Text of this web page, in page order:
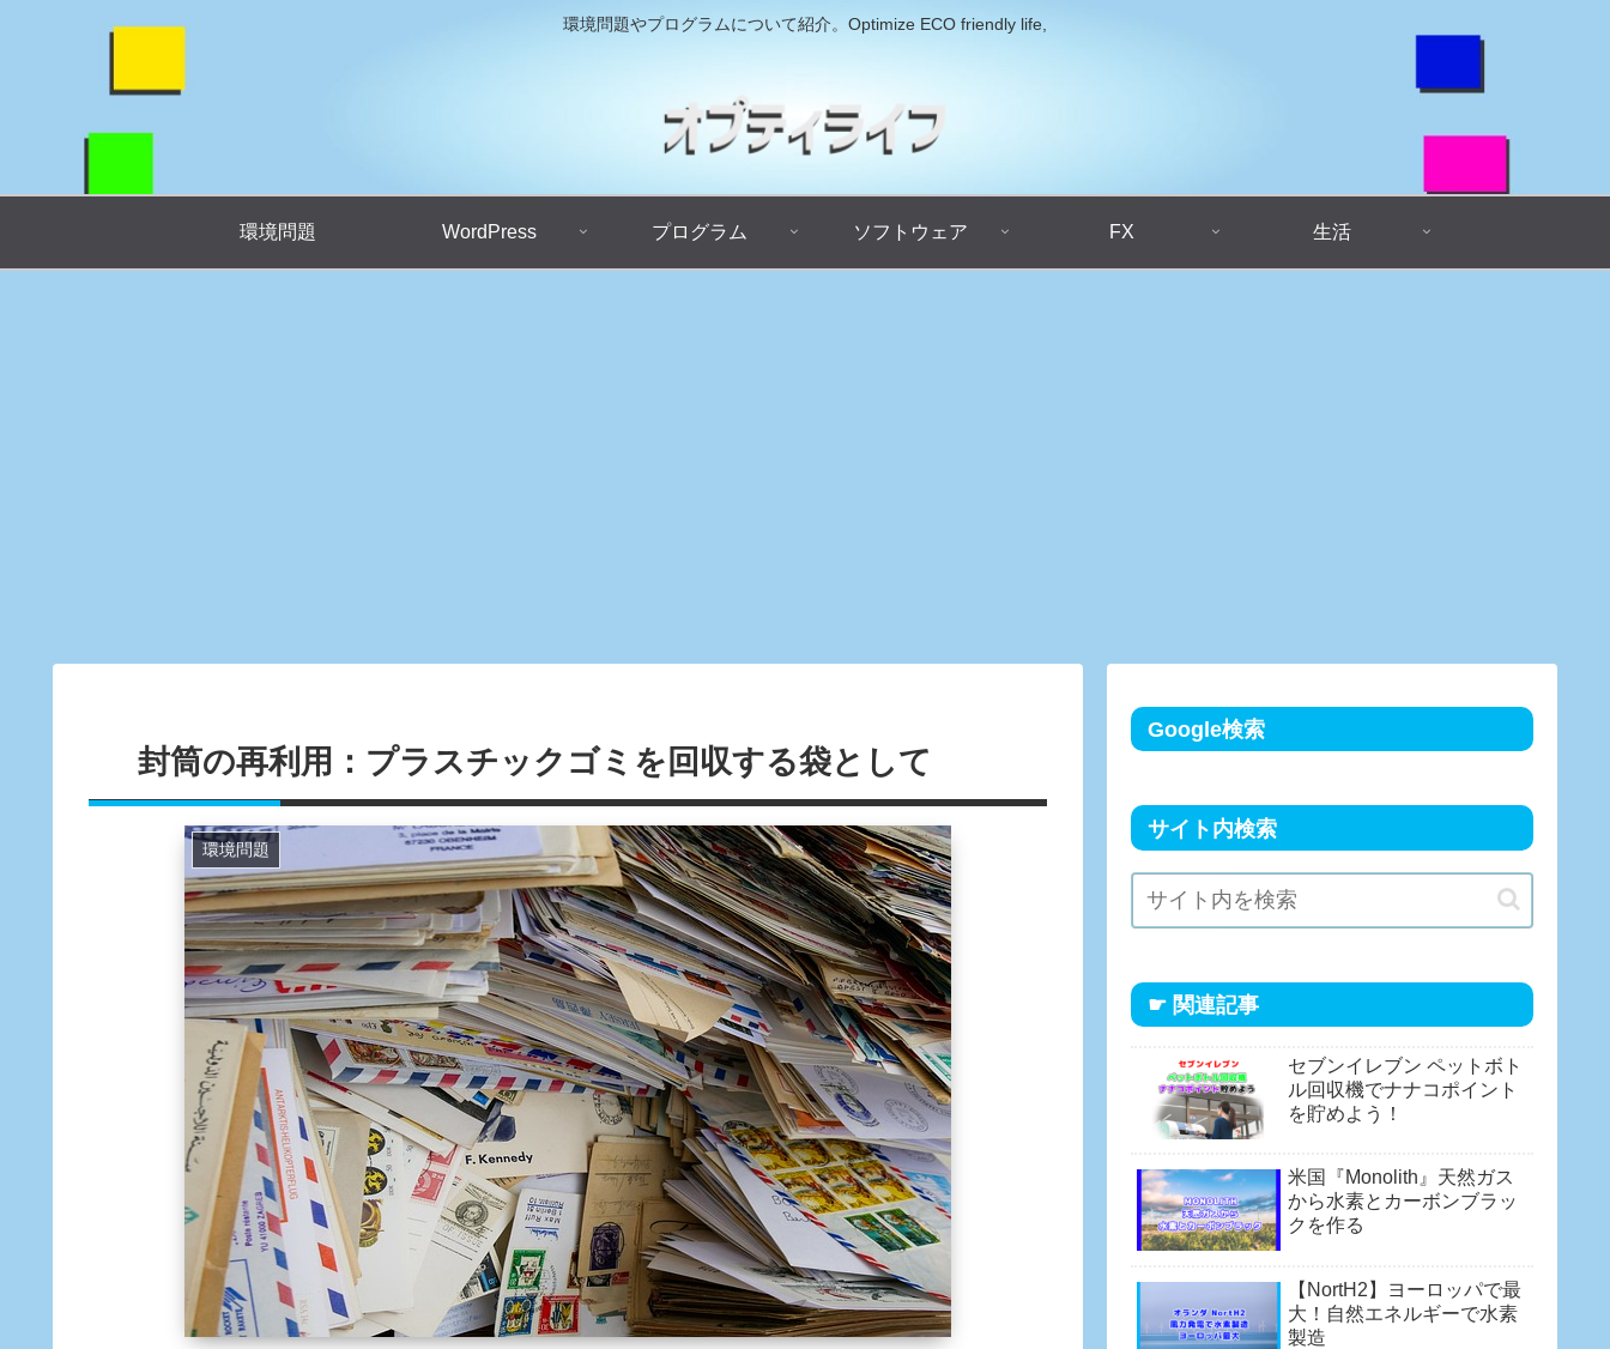
環境問題やプログラムについて紹介。Optimize ECO friendly life,
環境問題 WordPress プログラム ソフトウェア FX 生活
封筒の再利用：プラスチックゴミを回収する袋として
環境問題
Google検索
サイト内検索
☛ 関連記事
セブンイレブン ペットボト
ル回収機でナナコポイント
を貯めよう！
米国『Monolith』天然ガス
から水素とカーボンブラッ
クを作る
【NortH2】ヨーロッパで最
大！自然エネルギーで水素
製造